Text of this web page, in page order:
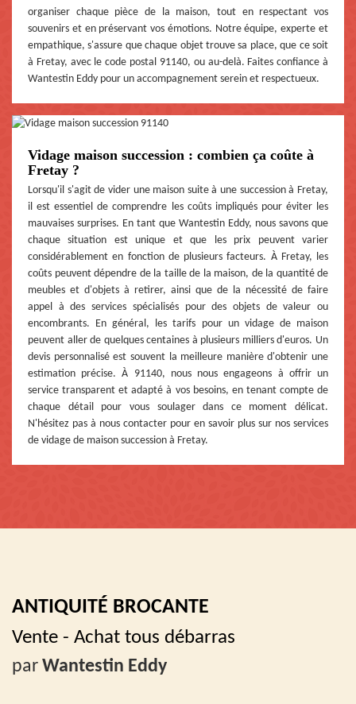
organiser chaque pièce de la maison, tout en respectant vos
souvenirs et en préservant vos émotions. Notre équipe, experte et
empathique, s'assure que chaque objet trouve sa place, que ce soit
à Fretay, avec le code postal 91140, ou au-delà. Faites confiance à
Wantestin Eddy pour un accompagnement serein et respectueux.
Vidage maison succession : combien ça coûte à
Fretay ?
Lorsqu'il s'agit de vider une maison suite à une succession à Fretay,
il est essentiel de comprendre les coûts impliqués pour éviter les
mauvaises surprises. En tant que Wantestin Eddy, nous savons que
chaque situation est unique et que les prix peuvent varier
considérablement en fonction de plusieurs facteurs. À Fretay, les
coûts peuvent dépendre de la taille de la maison, de la quantité de
meubles et d'objets à retirer, ainsi que de la nécessité de faire
appel à des services spécialisés pour des objets de valeur ou
encombrants. En général, les tarifs pour un vidage de maison
peuvent aller de quelques centaines à plusieurs milliers d'euros. Un
devis personnalisé est souvent la meilleure manière d'obtenir une
estimation précise. À 91140, nous nous engageons à offrir un
service transparent et adapté à vos besoins, en tenant compte de
chaque détail pour vous soulager dans ce moment délicat.
N'hésitez pas à nous contacter pour en savoir plus sur nos services
de vidage de maison succession à Fretay.
ANTIQUITÉ BROCANTE
Vente - Achat tous débarras
par Wantestin Eddy